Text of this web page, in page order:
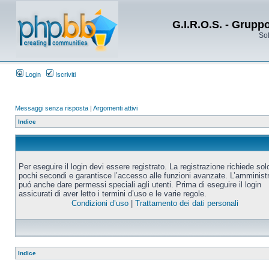
G.I.R.O.S. -
Login Iscriviti
Messaggi senza risposta | Argomenti attivi
Indice
Per eseguire il login devi essere registrato. La registrazione richiede
pochi secondi e garantisce l’accesso alle funzioni avanzate.
puó anche dare permessi speciali agli utenti. Prima di eseguire il login
assicurati di aver letto i termini d’uso e le varie regole.
Condizioni d’uso| Trattamento dei dati personali
Indice